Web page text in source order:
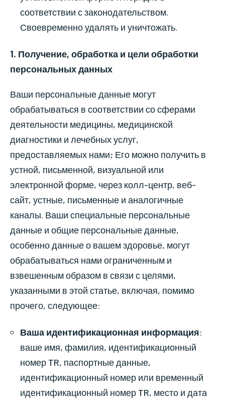
соответствии с законодательством.
Своевременно удалять и уничтожать.
1. Получение, обработка и цели обработки
персональных данных
Ваши персональные данные могут
обрабатываться в соответствии со сферами
деятельности медицины, медицинской
диагностики и лечебных услуг,
предоставляемых нами; Его можно получить в
устной, письменной, визуальной или
электронной форме, через колл-центр, веб-
сайт, устные, письменные и аналогичные
каналы. Ваши специальные персональные
данные и общие персональные данные,
особенно данные о вашем здоровье, могут
обрабатываться нами ограниченным и
взвешенным образом в связи с целями,
указанными в этой статье, включая, помимо
прочего, следующее:
Ваша идентификационная информация:
ваше имя, фамилия, идентификационный
номер TR, паспортные данные,
идентификационный номер или временный
идентификационный номер TR, место и дата